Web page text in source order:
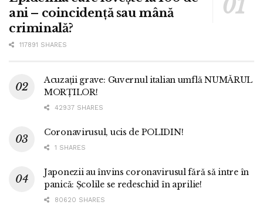
ani – coincidență sau mână
criminală?
117891 SHARES
Acuzații grave: Guvernul italian umflă NUMĂRUL
MORȚILOR!
42937 SHARES
Coronavirusul, ucis de POLIDIN!
1 SHARES
Japonezii au învins coronavirusul fără să intre în
panică: Școlile se redeschid în aprilie!
80620 SHARES